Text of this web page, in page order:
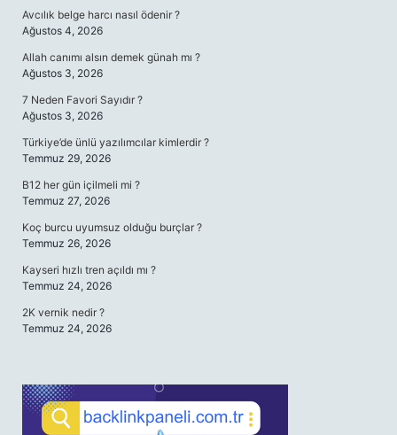
Avcılık belge harcı nasıl ödenir ?
Ağustos 4, 2026
Allah canımı alsın demek günah mı ?
Ağustos 3, 2026
7 Neden Favori Sayıdır ?
Ağustos 3, 2026
Türkiye’de ünlü yazılımcılar kimlerdir ?
Temmuz 29, 2026
B12 her gün içilmeli mi ?
Temmuz 27, 2026
Koç burcu uyumsuz olduğu burçlar ?
Temmuz 26, 2026
Kayseri hızlı tren açıldı mı ?
Temmuz 24, 2026
2K vernik nedir ?
Temmuz 24, 2026